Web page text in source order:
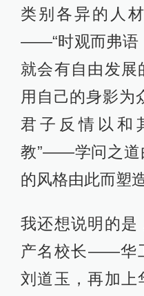
类别各异的人
——“时观而弗语
就会有自由发展
用自己的身影
君子反情以和
教”——学问之道
的风格由此而塑
我还想说明的是
产名校长——华
刘道玉，再加上